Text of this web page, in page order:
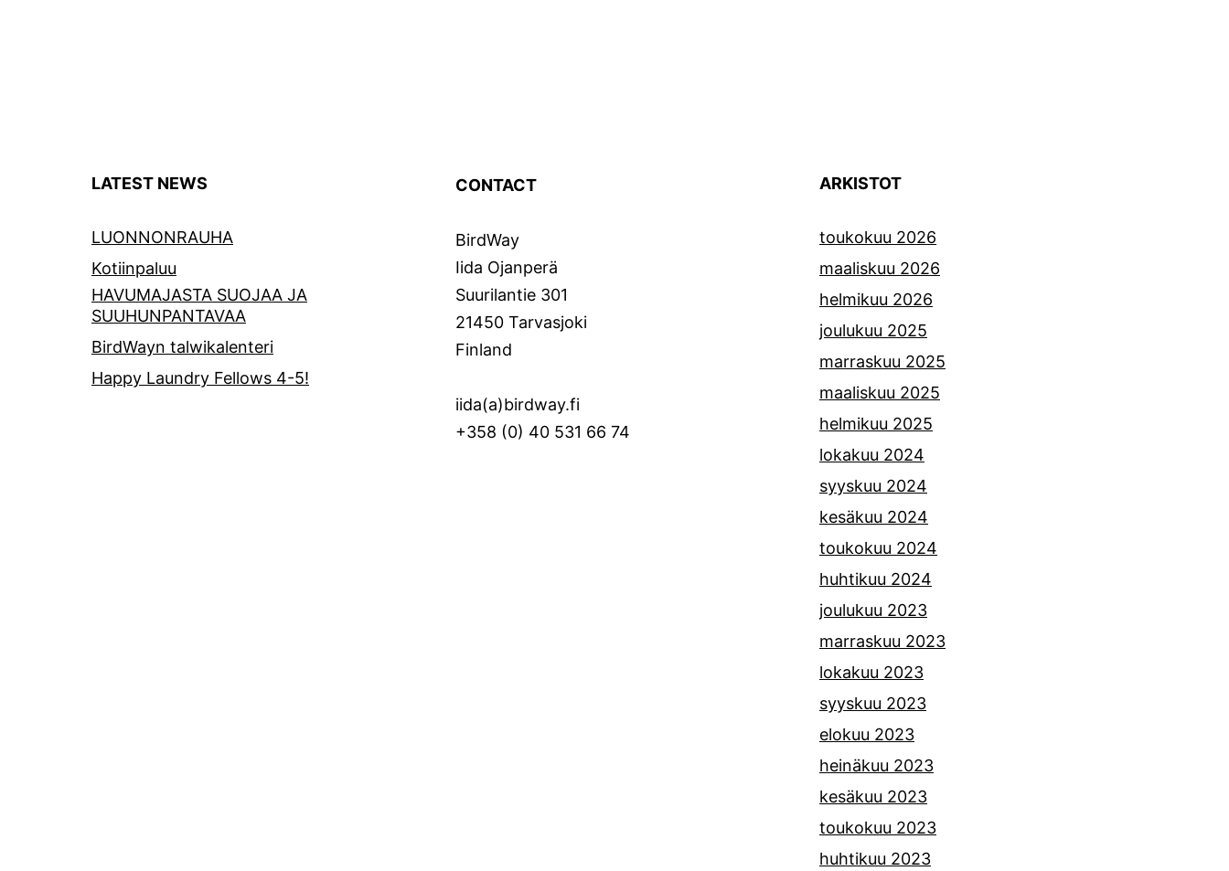
LATEST NEWS
LUONNONRAUHA
Kotiinpaluu
HAVUMAJASTA SUOJAA JA
SUUHUNPANTAVAA
BirdWayn talwikalenteri
Happy Laundry Fellows 4-5!
CONTACT
BirdWay
Iida Ojanperä
Suurilantie 301
21450 Tarvasjoki
Finland
iida(a)birdway.fi
+358 (0) 40 531 66 74
ARKISTOT
toukokuu 2026
maaliskuu 2026
helmikuu 2026
joulukuu 2025
marraskuu 2025
maaliskuu 2025
helmikuu 2025
lokakuu 2024
syyskuu 2024
kesäkuu 2024
toukokuu 2024
huhtikuu 2024
joulukuu 2023
marraskuu 2023
lokakuu 2023
syyskuu 2023
elokuu 2023
heinäkuu 2023
kesäkuu 2023
toukokuu 2023
huhtikuu 2023